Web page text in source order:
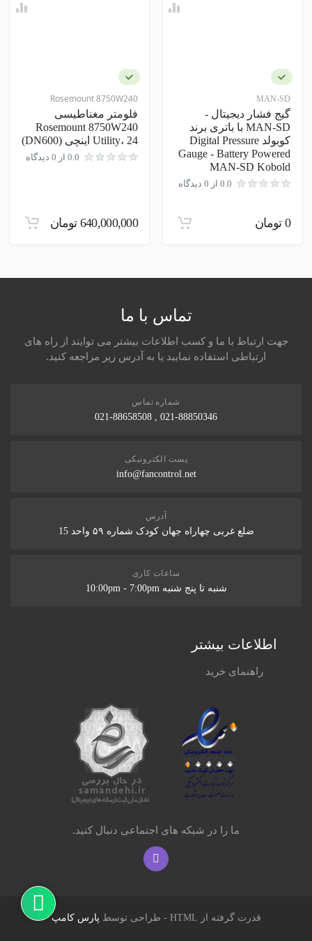
کوریولیس
نوع سیال
مایع
نوع محاسبه
جرمی
نظر شما
MAN-SD
گیج فشار دیجیتال -
MAN-SD با باتری برند
کوبولد Digital Pressure
Gauge - Battery Powered
MAN-SD Kobold
0.0 از 0 دیدگاه
0 تومان
Rosemount 8750W240
فلومتر مغناطیسی
Rosemount 8750W240
Utility، 24 اینچی (DN600)
0.0 از 0 دیدگاه
640,000,000 تومان
تماس با ما
جهت ارتباط با ما و کسب اطلاعات بیشتر می توایند از راه های
ارتباطی استفاده نمایید یا به آدرس زیر مراجعه کنید.
شماره تماس
021-88850346 , 021-88658508
پست الکترونیکی
info@fancontrol.net
آدرس
ضلع غربی چهاراه جهان کودک شماره ۵۹ واحد 15
ساعات کاری
شنبه تا پنج شنبه 10:00pm - 7:00pm
اطلاعات بیشتر
راهنمای خرید
ما را در شبکه های اجتماعی دنبال کنید.
قدرت گرفته از HTML - طراحی توسط پارس کامپ